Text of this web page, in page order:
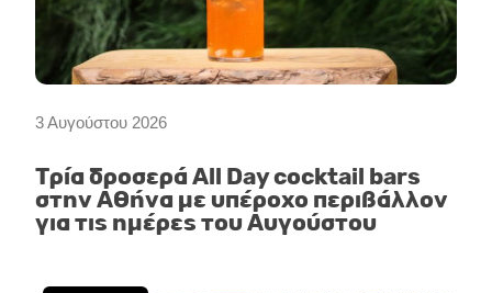
3 Αυγούστου 2026
Τρία δροσερά All Day cocktail bars
στην Αθήνα με υπέροχο περιβάλλον
για τις ημέρες του Αυγούστου